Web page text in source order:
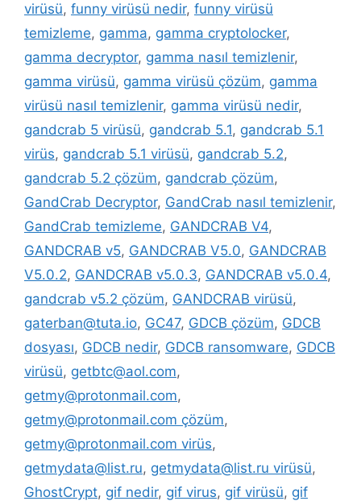
virüsü, funny virüsü nedir, funny virüsü
temizleme, gamma, gamma cryptolocker,
gamma decryptor, gamma nasıl temizlenir,
gamma virüsü, gamma virüsü çözüm, gamma
virüsü nasıl temizlenir, gamma virüsü nedir,
gandcrab 5 virüsü, gandcrab 5.1, gandcrab 5.1
virüs, gandcrab 5.1 virüsü, gandcrab 5.2,
gandcrab 5.2 çözüm, gandcrab çözüm,
GandCrab Decryptor, GandCrab nasıl temizlenir,
GandCrab temizleme, GANDCRAB V4,
GANDCRAB v5, GANDCRAB V5.0, GANDCRAB
V5.0.2, GANDCRAB v5.0.3, GANDCRAB v5.0.4,
gandcrab v5.2 çözüm, GANDCRAB virüsü,
gaterban@tuta.io, GC47, GDCB çözüm, GDCB
dosyası, GDCB nedir, GDCB ransomware, GDCB
virüsü, getbtc@aol.com,
getmy@protonmail.com,
getmy@protonmail.com çözüm,
getmy@protonmail.com virüs,
getmydata@list.ru, getmydata@list.ru virüsü,
GhostCrypt, gif nedir, gif virus, gif virüsü, gif